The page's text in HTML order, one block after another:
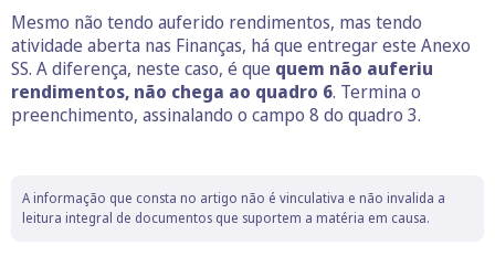
Mesmo não tendo auferido rendimentos, mas tendo
atividade aberta nas Finanças, há que entregar este Anexo
SS. A diferença, neste caso, é que quem não auferiu
rendimentos, não chega ao quadro 6. Termina o
preenchimento, assinalando o campo 8 do quadro 3.
A informação que consta no artigo não é vinculativa e não invalida a
leitura integral de documentos que suportem a matéria em causa.